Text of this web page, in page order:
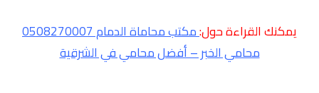
يمكنك القراءة حول:
مكتب محاماة الدمام 0508270007
محامي الخبر – أفضل محامي في الشرقية